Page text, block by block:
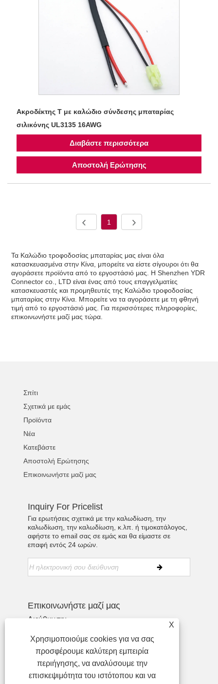
Ακροδέκτης T με καλώδιο σύνδεσης μπαταρίας
σιλικόνης UL3135 16AWG
Διαβάστε περισσότερα
Αποστολή Ερώτησης
1
Τα Καλώδιο τροφοδοσίας μπαταρίας μας είναι όλα
κατασκευασμένα στην Κίνα, μπορείτε να είστε σίγουροι ότι θα
αγοράσετε προϊόντα από το εργοστάσιό μας. Η Shenzhen YDR
Connector co., LTD είναι ένας από τους επαγγελματίες
κατασκευαστές και προμηθευτές της Καλώδιο τροφοδοσίας
μπαταρίας στην Κίνα. Μπορείτε να τα αγοράσετε με τη φθηνή
τιμή από το εργοστάσιό μας. Για περισσότερες πληροφορίες,
επικοινωνήστε μαζί μας τώρα.
Σπίτι
Σχετικά με εμάς
Προϊόντα
Νέα
Κατεβάστε
Αποστολή Ερώτησης
Επικοινωνήστε μαζί μας
Inquiry For Pricelist
Για ερωτήσεις σχετικά με την καλωδίωση, την
καλωδίωση, την καλωδίωση, κ.λπ. ή τιμοκατάλογος,
αφήστε το email σας σε εμάς και θα είμαστε σε
επαφή εντός 24 ωρών.
Επικοινωνήστε μαζί μας
Διεύθυνση:
+86-755-27990932
Τηλέφωνο:
+86-13713718026
ΗΛΕΚΤΡΟΝΙΚΗ ΔΙΕΥΘΥΝΣΗ:
wzl@szydr.com
X
Χρησιμοποιούμε cookies για να σας
προσφέρουμε καλύτερη εμπειρία
περιήγησης, να αναλύσουμε την
επισκεψιμότητα του ιστότοπου και να